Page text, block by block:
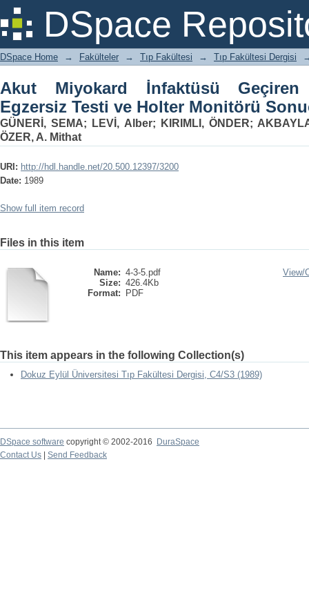
DSpace
Akut Miyokard İnfaktüsü Geçiren
Monitörü Sonuçları
DSpace Home → Fakülteler → Tıp Fakültesi → Tıp Fakültesi Dergisi
Akut Miyokard İnfaktüsü Geçiren
Egzersiz Testi ve Holter Monitörü
GÜNERİ, SEMA; LEVİ, Alber; KIRIMLI, ÖNDER;
ÖZER, A. Mithat
URI: http://hdl.handle.net/20.500.12397/3200
Date: 1989
Show full item record
Files in this item
Name: 4-3-5.pdf
Size: 426.4Kb
Format:
PDF
View/
This item appears in the following Collection(s)
Dokuz Eylül Üniversitesi Tıp Fakültesi Dergisi, C4/S3 (1989)
DSpace software copyright © 2002-2016
DuraSpace
Contact Us
Send Feedback